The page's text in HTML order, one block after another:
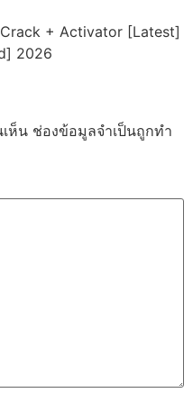
+ Activator [Latest]
2026
ห็น ช่องข้อมูลจำเป็นถูกทำ